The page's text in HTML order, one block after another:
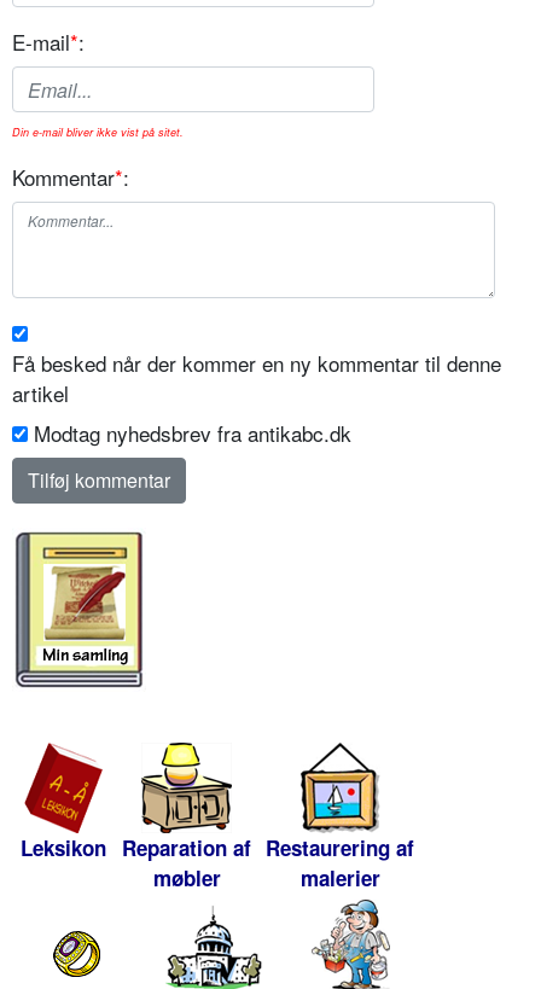
E-mail*:
Din e-mail bliver ikke vist på sitet.
Kommentar*:
Få besked når der kommer en ny kommentar til denne
artikel
Modtag nyhedsbrev fra antikabc.dk
Leksikon Reparation af
møbler
Restaurering af
malerier